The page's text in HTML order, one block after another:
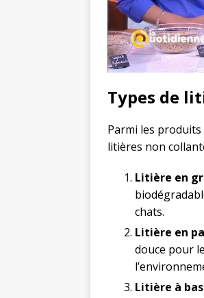
Types de
Parmi les
litières non
Litière en
chats.
Litière en
douce pour
Litière à